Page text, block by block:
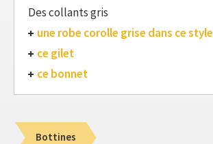
Des collants gris
une robe corolle grise dans ce style
ce gilet
ce bonnet
Bottines